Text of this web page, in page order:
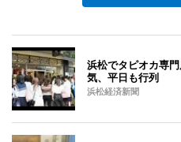
浜松でタピオカ専
気、平日も行列
浜松経済新聞